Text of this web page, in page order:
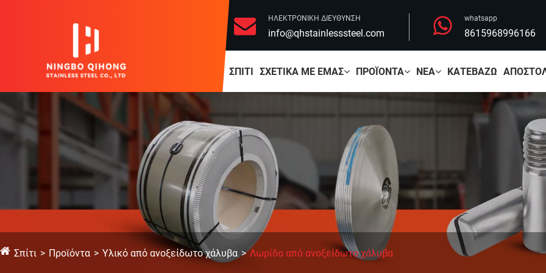
ΗΛΕΚΤΡΟΝΙΚΗ ΔΙΕΥΘΥΝΣΗ
info@qhstainlesssteel.com
whatsapp
8615968996166
ΣΠΊΤΙ ΣΧΕΤΙΚΆ ΜΕ ΕΜΆΣ ΠΡΟΪΌΝΤΑ ΝΈΑ ΚΑΤΕΒΆΖΩ
Σπίτι Προϊόντα Υλικό από ανοξείδωτο χάλυβα Λωρίδα από ανοξείδωτο χάλυβα